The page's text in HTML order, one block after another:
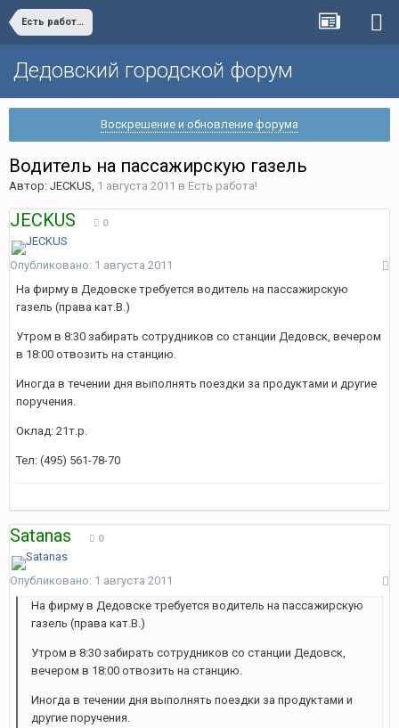
Есть работа!
Дедовский городской форум
Воскрешение и обновление форума
Водитель на пассажирскую газель
Автор: JECKUS, 1 августа 2011 в Есть работа!
JECKUS 0
Опубликовано: 1 августа 2011
На фирму в Дедовске требуется водитель на пассажирскую
газель (права кат.В.)
Утром в 8:30 забирать сотрудников со станции Дедовск, вечером
в 18:00 отвозить на станцию.
Иногда в течении дня выполнять поездки за продуктами и другие
поручения.
Оклад: 21т.р.
Тел: (495) 561-78-70
Satanas 0
Опубликовано: 1 августа 2011
На фирму в Дедовске требуется водитель на пассажирскую
газель (права кат.В.)
Утром в 8:30 забирать сотрудников со станции Дедовск,
вечером в 18:00 отвозить на станцию.
Иногда в течении дня выполнять поездки за продуктами и
другие поручения.